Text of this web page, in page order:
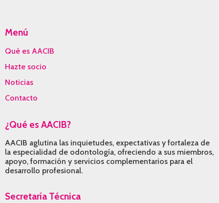
Menú
Qué es AACIB
Hazte socio
Noticias
Contacto
¿Qué es AACIB?
AACIB aglutina las inquietudes, expectativas y fortaleza de
la especialidad de odontología, ofreciendo a sus miembros,
apoyo, formación y servicios complementarios para el
desarrollo profesional.
Secretaría Técnica